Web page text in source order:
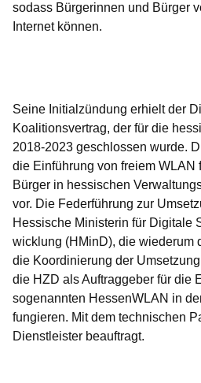
sodass Bürgerinnen und Bürger
Internet können.
Seine Initialzündung erhielt der
Koalitionsvertrag, der für die
2018-2023 geschlossen wurde.
die Einführung von freiem WLAN
Bürger in hessischen
vor. Die Federführung zur
Hessische Ministerin für Digitale
wicklung (HMinD), die wiederum
die Koordinierung der
die HZD als Auftraggeber für die
sogenannten HessenWLAN in
fungieren. Mit dem technischen
Dienstleister beauftragt.